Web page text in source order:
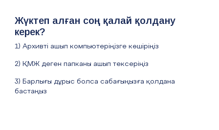
Жүктеп алған соң қалай қолдану
керек?
1) Архивті ашып компьютеріңізге көшіріңіз
2) ҚМЖ деген папканы ашып тексеріңіз
3) Барлығы дұрыс болса сабағыңызға қолдана
бастаңыз